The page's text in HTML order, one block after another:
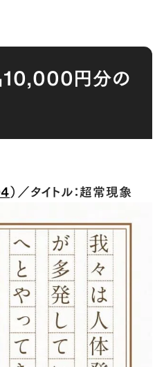
10,000円分の
）／タイトル：超常現象